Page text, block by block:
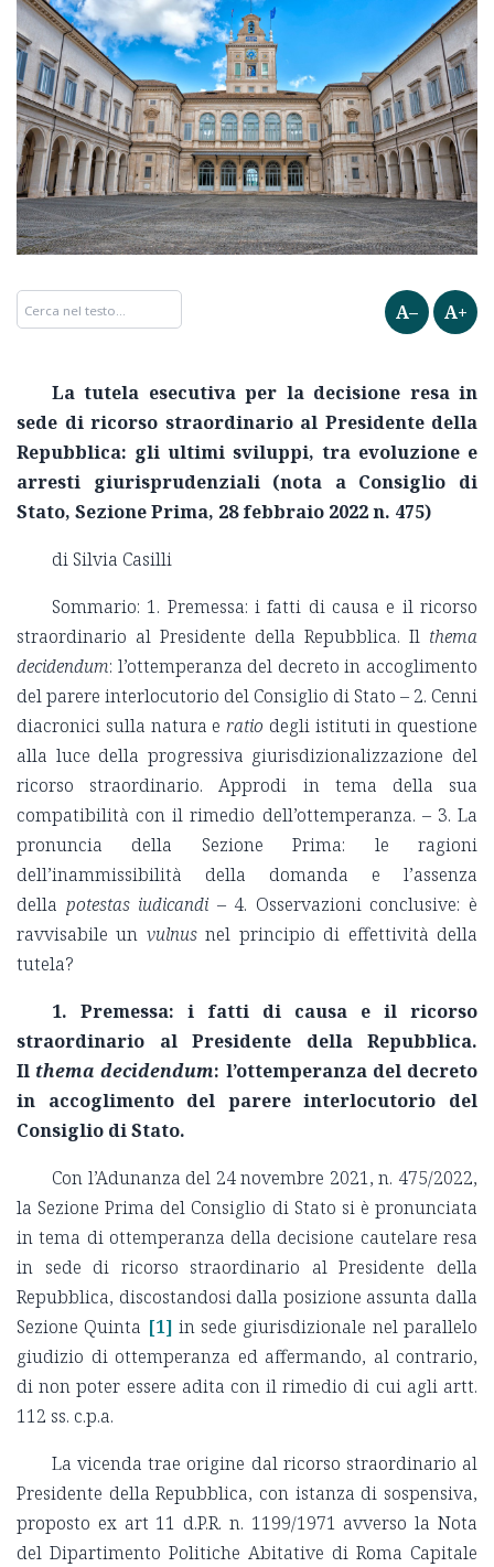
A– A+
La tutela esecutiva per la decisione resa in
sede di ricorso straordinario al Presidente della
Repubblica: gli ultimi sviluppi, tra evoluzione e
arresti giurisprudenziali (nota a Consiglio di
Stato, Sezione Prima, 28 febbraio 2022 n. 475)
di Silvia Casilli
Sommario: 1. Premessa: i fatti di causa e il ricorso
straordinario al Presidente della Repubblica. Il thema
decidendum: l’ottemperanza del decreto in accoglimento
del parere interlocutorio del Consiglio di Stato – 2. Cenni
diacronici sulla natura e ratio degli istituti in questione
alla luce della progressiva giurisdizionalizzazione del
ricorso straordinario. Approdi in tema della sua
compatibilità con il rimedio dell’ottemperanza. – 3. La
pronuncia della Sezione Prima: le ragioni
dell’inammissibilità della domanda e l’assenza
della potestas iudicandi – 4. Osservazioni conclusive: è
ravvisabile un vulnusnel principio di effettività della
tutela?
1. Premessa: i fatti di causa e il ricorso
straordinario al Presidente della Repubblica.
Il thema decidendum: l’ottemperanza del decreto
in accoglimento del parere interlocutorio del
Consiglio di Stato.
Con l’Adunanza del 24 novembre 2021, n. 475/2022,
la Sezione Prima del Consiglio di Stato si è pronunciata
in tema di ottemperanza della decisione cautelare resa
in sede di ricorso straordinario al Presidente della
Repubblica, discostandosi dalla posizione assunta dalla
Sezione Quinta [1] in sede giurisdizionale nel parallelo
giudizio di ottemperanza ed affermando, al contrario,
di non poter essere adita con il rimedio di cui agli artt.
112 ss. c.p.a.
La vicenda trae origine dal ricorso straordinario al
Presidente della Repubblica, con istanza di sospensiva,
proposto ex art 11 d.P.R. n. 1199/1971 avverso la Nota
del Dipartimento Politiche Abitative di Roma Capitale